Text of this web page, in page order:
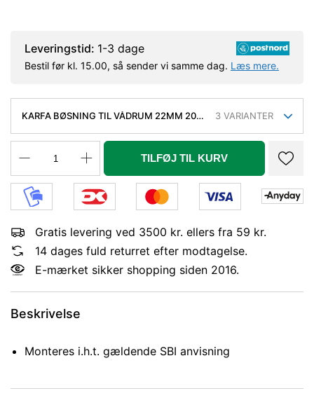
Leveringstid: 1-3 dage
Bestil før kl. 15.00, så sender vi samme dag. Læs mere.
KARFA BØSNING TIL VÅDRUM 22MM 20-
3 VARIANTER
TILFØJ TIL KURV
Gratis levering ved 3500 kr. ellers fra 59 kr.
14 dages fuld returret efter modtagelse.
E-mærket sikker shopping siden 2016.
Beskrivelse
Monteres i.h.t. gældende SBI anvisning